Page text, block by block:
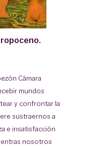
Cámara
mundos
y confrontar la
sustraernos a
e insatisfacción
nosotros